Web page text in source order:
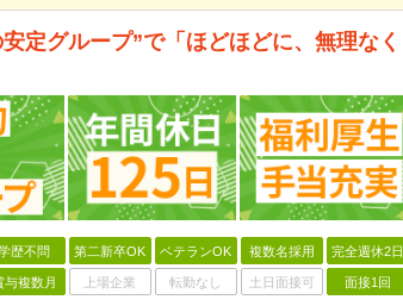
定グループ”で「ほどほどに、無理なく
歴不問 第二新卒OK ベテランOK 複数名採用 完全週休2日
与複数月 上場企業 転勤なし 土日面接可 面接1回